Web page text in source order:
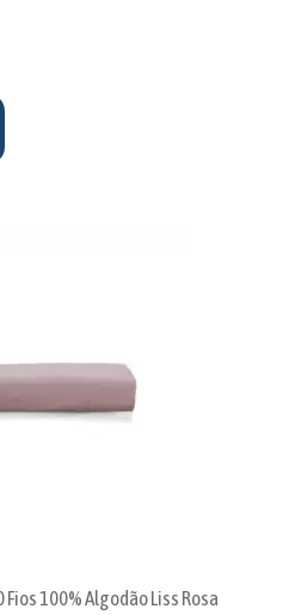
100% Algodão Liss Rosa